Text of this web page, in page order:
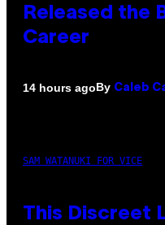
Released the
Career
14 hours agoBy Caleb
SAM WATANUKI FOR VICE
This Discreet